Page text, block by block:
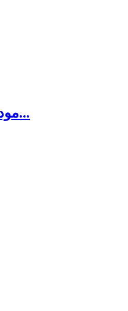
موديول لأوردوينو - موديول...